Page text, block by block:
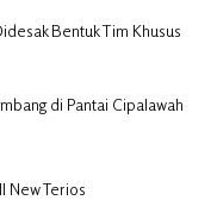
Bentuk Tim Khusus
di Pantai Cipalawah
New Terios